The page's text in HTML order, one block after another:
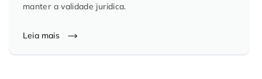
Guarda de Documentos
manter a validade juridica.
Leia mais